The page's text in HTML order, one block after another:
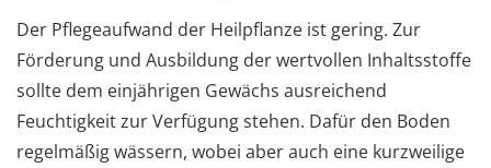
Der Pflegeaufwand der Heilpflanze ist gering. Zur
Förderung und Ausbildung der wertvollen Inhaltsstoffe
sollte dem einjährigen Gewächs ausreichend
Feuchtigkeit zur Verfügung stehen. Dafür den Boden
regelmäßig wässern, wobei aber auch eine kurzweilige